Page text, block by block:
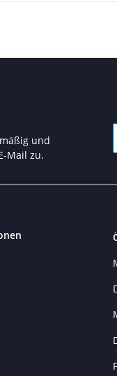
und
Mail zu.